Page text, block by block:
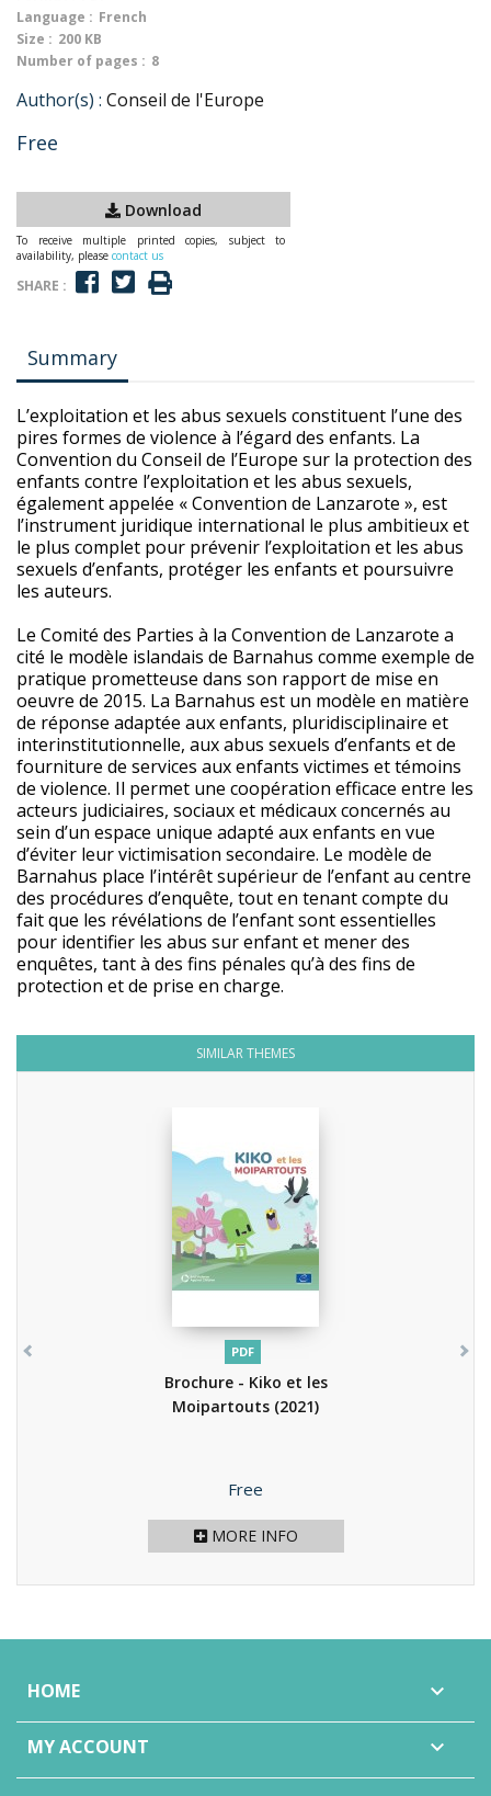
Language : French
Size : 200 KB
Number of pages : 8
Author(s) : Conseil de l'Europe
Free
Download
To receive multiple printed copies, subject to
availability, please contact us
SHARE :
Summary
L’exploitation et les abus sexuels constituent l’une des
pires formes de violence à l’égard des enfants. La
Convention du Conseil de l’Europe sur la protection des
enfants contre l’exploitation et les abus sexuels,
également appelée « Convention de Lanzarote », est
l’instrument juridique international le plus ambitieux et
le plus complet pour prévenir l’exploitation et les abus
sexuels d’enfants, protéger les enfants et poursuivre
les auteurs.
Le Comité des Parties à la Convention de Lanzarote a
cité le modèle islandais de Barnahus comme exemple de
pratique prometteuse dans son rapport de mise en
oeuvre de 2015. La Barnahus est un modèle en matière
de réponse adaptée aux enfants, pluridisciplinaire et
interinstitutionnelle, aux abus sexuels d’enfants et de
fourniture de services aux enfants victimes et témoins
de violence. Il permet une coopération efficace entre les
acteurs judiciaires, sociaux et médicaux concernés au
sein d’un espace unique adapté aux enfants en vue
d’éviter leur victimisation secondaire. Le modèle de
Barnahus place l’intérêt supérieur de l’enfant au centre
des procédures d’enquête, tout en tenant compte du
fait que les révélations de l’enfant sont essentielles
pour identifier les abus sur enfant et mener des
enquêtes, tant à des fins pénales qu’à des fins de
protection et de prise en charge.
SIMILAR THEMES
PDF
Brochure - Kiko et les
Moipartouts (2021)
Price
Free
MORE INFO
HOME 
MY ACCOUNT 